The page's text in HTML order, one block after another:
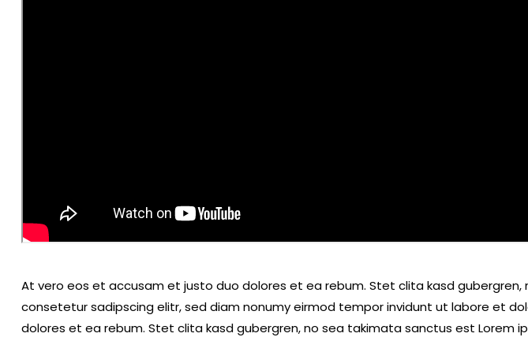
At vero eos et accusam et justo duo dolores et ea rebum. Stet clita kasd
consetetur sadipscing elitr, sed diam nonumy eirmod tempor invidunt ut labore et
dolores et ea rebum. Stet clita kasd gubergren, no sea takimata sanctus est Lorem